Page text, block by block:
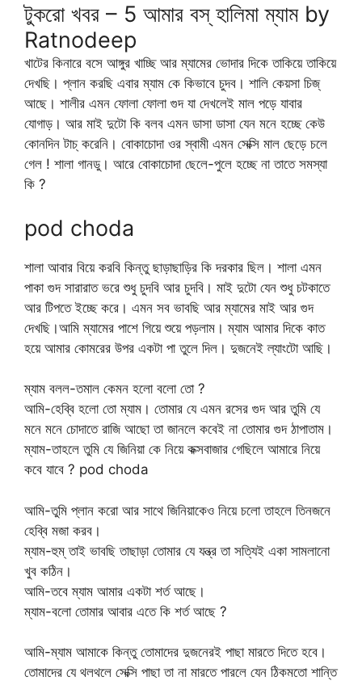
টুকরো খবর – 5 আমার বস্ হালিমা ম্যাম by
Ratnodeep
খাটের কিনারে বসে আঙ্গুর খাচ্ছি আর ম্যামের ভোদার দিকে তাকিয়ে তাকিয়ে
দেখছি। প্লান করছি এবার ম্যাম কে কিভাবে চুদব। শালি কেয়সা চিজ্
আছে। শালীর এমন ফোলা ফোলা গুদ যা দেখলেই মাল পড়ে যাবার
যোগাড়। আর মাই দুটো কি বলব এমন ডাসা ডাসা যেন মনে হচ্ছে কেউ
কোনদিন টাচ্ করেনি। বোকাচোদা ওর স্বামী এমন সেক্সি মাল ছেড়ে চলে
গেল ! শালা গানডু। আরে বোকাচোদা ছেলে-পুলে হচ্ছে না তাতে সমস্যা
কি ?
pod choda
শালা আবার বিয়ে করবি কিন্তু ছাড়াছাড়ির কি দরকার ছিল। শালা এমন
পাকা গুদ সারারাত ভরে শুধু চুদবি আর চুদবি। মাই দুটো যেন শুধু চটকাতে
আর টিপতে ইচ্ছে করে। এমন সব ভাবছি আর ম্যামের মাই আর গুদ
দেখছি।আমি ম্যামের পাশে গিয়ে শুয়ে পড়লাম। ম্যাম আমার দিকে কাত
হয়ে আমার কোমরের উপর একটা পা তুলে দিল। দুজনেই ল্যাংটো আছি।
ম্যাম বলল-তমাল কেমন হলো বলো তো ?
আমি-হেব্বি হলো তো ম্যাম। তোমার যে এমন রসের গুদ আর তুমি যে
মনে মনে চোদাতে রাজি আছো তা জানলে কবেই না তোমার গুদ ঠাপাতাম।
ম্যাম-তাহলে তুমি যে জিনিয়া কে নিয়ে কক্সবাজার গেছিলে আমারে নিয়ে
কবে যাবে ? pod choda
আমি-তুমি প্লান করো আর সাথে জিনিয়াকেও নিয়ে চলো তাহলে তিনজনে
হেব্বি মজা করব।
ম্যাম-হুম্ তাই ভাবছি তাছাড়া তোমার যে যন্ত্র তা সত্যিই একা সামলানো
খুব কঠিন।
আমি-তবে ম্যাম আমার একটা শর্ত আছে।
ম্যাম-বলো তোমার আবার এতে কি শর্ত আছে ?
আমি-ম্যাম আমাকে কিন্তু তোমাদের দুজনেরই পাছা মারতে দিতে হবে।
তোমাদের যে থলথলে সেক্সি পাছা তা না মারতে পারলে যেন ঠিকমতো শান্তি